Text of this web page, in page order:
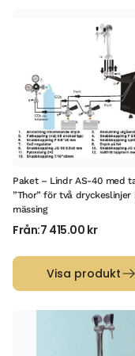
Paket – Lindr AS-40 med
”Thor” för två dryckeslinjer
mässing
Från:7 415.00 kr
Visa produkt